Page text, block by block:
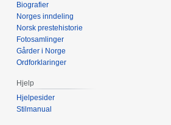
Biografier
Norges inndeling
Norsk prestehistorie
Fotosamlinger
Gårder i Norge
Ordforklaringer
Hjelp
Hjelpesider
Stilmanual